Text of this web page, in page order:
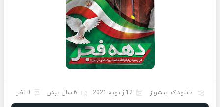
دانلود کد پیشواز 12 ژانویه 2021 6 سال پیش 0 نظر